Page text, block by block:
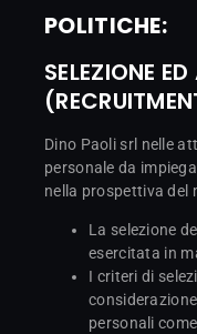
POLITICHE:
SELEZIONE
Dino Paoli srl nelle
personale da
nella prospettiva del
La selezione
esercitata in
I criteri di
personali